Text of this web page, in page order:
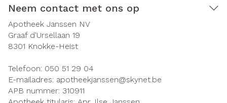
Neem contact met ons op
Apotheek Janssen NV
Graaf d'Ursellaan 19
8301 Knokke-Heist
Telefoon: 050 51 29 04
E-mailadres: apotheekjanssen@skynet.be
APB nummer: 310911